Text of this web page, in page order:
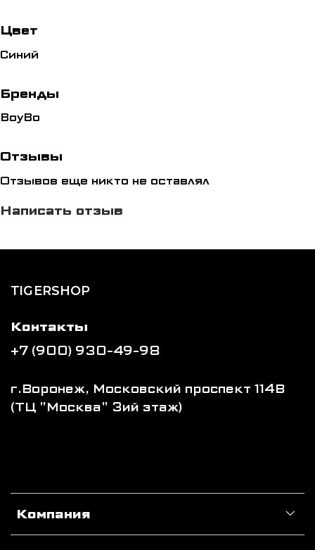
Цвет
Синий
Бренды
BoyBo
Отзывы
Отзывов еще никто не оставлял
Написать отзыв
TIGERSHOP
Компания
Контакты
+7 (900) 930-49-98
г.Воронеж, Московский проспект 114В
(ТЦ "Москва" 3ий этаж)